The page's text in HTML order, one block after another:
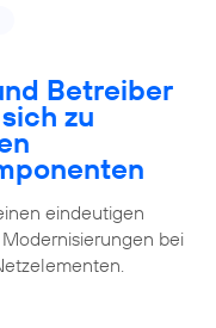
Betreiber
zu
eindeutigen
bei